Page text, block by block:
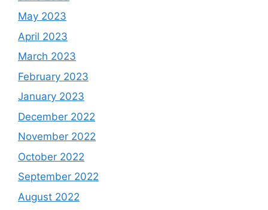
May 2023
April 2023
March 2023
February 2023
January 2023
December 2022
November 2022
October 2022
September 2022
August 2022